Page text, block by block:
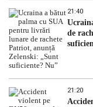
21:40
de
21:20